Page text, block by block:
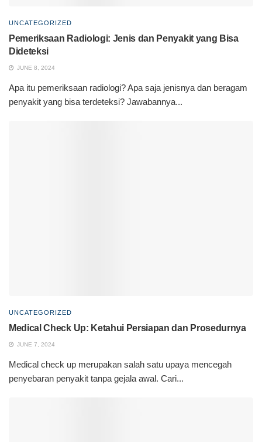
UNCATEGORIZED
Pemeriksaan Radiologi: Jenis dan Penyakit yang Bisa
Dideteksi
JUNE 8, 2024
Apa itu pemeriksaan radiologi? Apa saja jenisnya dan beragam
penyakit yang bisa terdeteksi? Jawabannya...
UNCATEGORIZED
Medical Check Up: Ketahui Persiapan dan Prosedurnya
JUNE 7, 2024
Medical check up merupakan salah satu upaya mencegah
penyebaran penyakit tanpa gejala awal. Cari...